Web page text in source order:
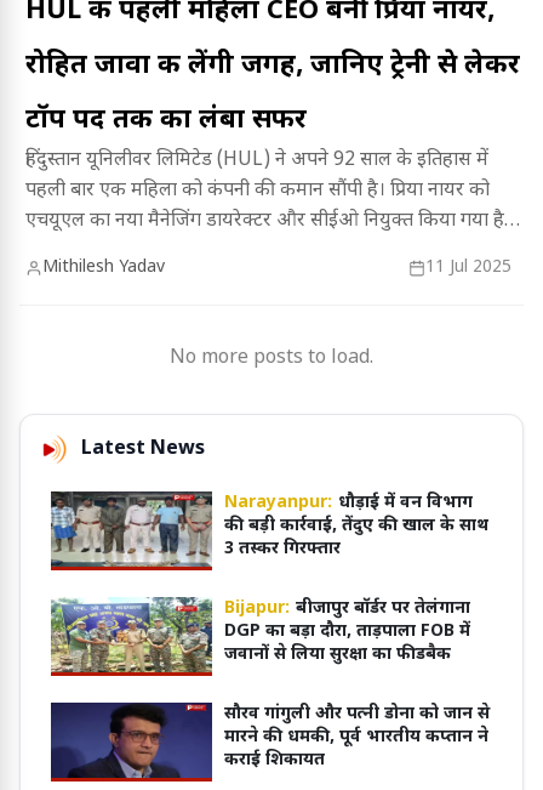
HUL की पहली महिला CEO बनीं प्रिया नायर,
रोहित जावा की लेंगी जगह, जानिए ट्रेनी से लेकर
टॉप पद तक का लंबा सफर
हिंदुस्तान यूनिलीवर लिमिटेड (HUL) ने अपने 92 साल के इतिहास में
पहली बार एक महिला को कंपनी की कमान सौंपी है। प्रिया नायर को
एचयूएल का नया मैनेजिंग डायरेक्टर और सीईओ नियुक्त किया गया है।
जावा की जगह लेंगी।
Mithilesh Yadav 11 Jul 2025
No more posts to load.
Latest News
Narayanpur: धौड़ाई में वन विभाग
की बड़ी कार्रवाई, तेंदुए की खाल के साथ
3 तस्कर गिरफ्तार
Bijapur: बीजापुर बॉर्डर पर तेलंगाना
DGP का बड़ा दौरा, ताड़पाला FOB में
जवानों से लिया सुरक्षा का फीडबैक
सौरव गांगुली और पत्नी डोना को जान से
मारने की धमकी, पूर्व भारतीय कप्तान ने
कराई शिकायत